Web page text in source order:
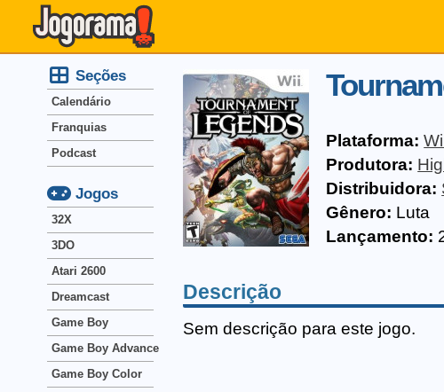
Plataforma:
Produtora:
Distribuidora:
Gênero: Luta
Lançamento:
Descrição
Sem descrição para este jogo.
Seções
Calendário
Franquias
Podcast
Jogos
32X
3DO
Atari 2600
Dreamcast
Game Boy
Game Boy Advance
Game Boy Color